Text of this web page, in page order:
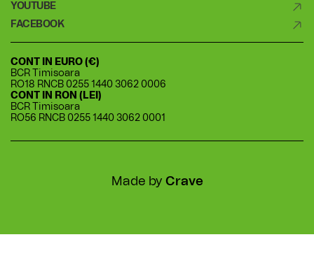
CONT IN EURO (€)
BCR Timisoara
RO18 RNCB 0255 1440 3062 0006
CONT IN RON (LEI)
BCR Timisoara
RO56 RNCB 0255 1440 3062 0001
Made by Crave